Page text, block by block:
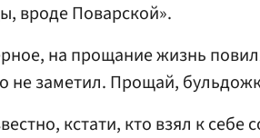
вроде Поварской».
на прощание жизнь
не заметил. Прощай,
кстати, кто взял к